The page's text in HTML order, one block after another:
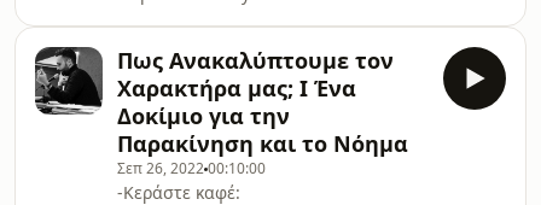
hl=el Spotify: ΠΕΡΙ ΖΩΗΣ
Πως Ανακαλύπτουμε τον
Χαρακτήρα μας; I Ένα
Δοκίμιο για την
Παρακίνηση και το Νόημα
Σεπ 26, 202200:10:00
-Κεράστε καφέ: